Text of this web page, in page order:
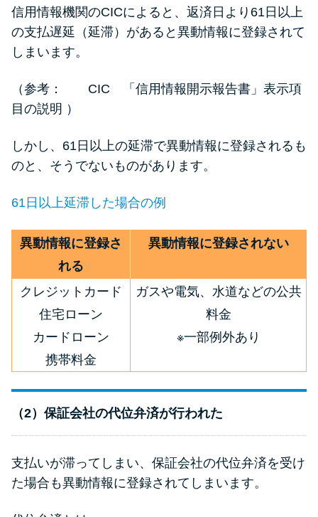
みずほ銀行カードローンの問い
合わせ先とシーン別の問い合わ
信用情報機関のCICによると、返済日より61日以上
の支払遅延（延滞）があると異動情報に登録されて
しまいます。
（参考：
CIC 「信用情報開示報告書」表示項
目の説明 ）
しかし、61日以上の延滞で異動情報に登録されるも
のと、そうでないものがあります。
61日以上延滞した場合の例
異動情報に登録さ
れる
異動情報に登録されない
クレジットカード
住宅ローン
カードローン
携帯料金
ガスや電気、水道などの公共
料金
※一部例外あり
（2）保証会社の代位弁済が行われた
支払いが滞ってしまい、保証会社の代位弁済を受け
た場合も異動情報に登録されてしまいます。